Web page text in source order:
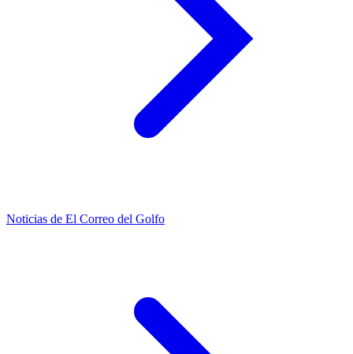
Noticias de El Correo del Golfo